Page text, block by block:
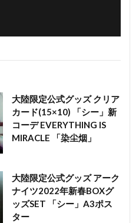
大陸限定公式グッズ クリア
カード(15×10) 「シー」新
コーデ EVERYTHING IS
MIRACLE 「染尘烟」
大陸限定公式グッズ アーク
ナイツ2022年新春BOXグ
ッズSET 「シー」A3ポス
ター